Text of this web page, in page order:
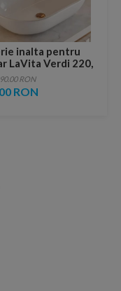
inalta pentru
LaVita Verdi 220,
brushed
RON
RON